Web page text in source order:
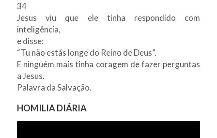
34
Jesus viu que ele tinha respondido com
inteligência,
e disse:
“Tu não estás longe do Reino de Deus”.
E ninguém mais tinha coragem de fazer perguntas
a Jesus.
Palavra da Salvação.
HOMILIA DIÁRIA